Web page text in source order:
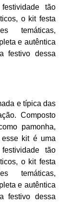
tão
o kit festa
temáticas,
e autêntica
festivo dessa
e típica das
Composto
pamonha,
esse kit é uma
tão
o kit festa
temáticas,
e autêntica
festivo dessa